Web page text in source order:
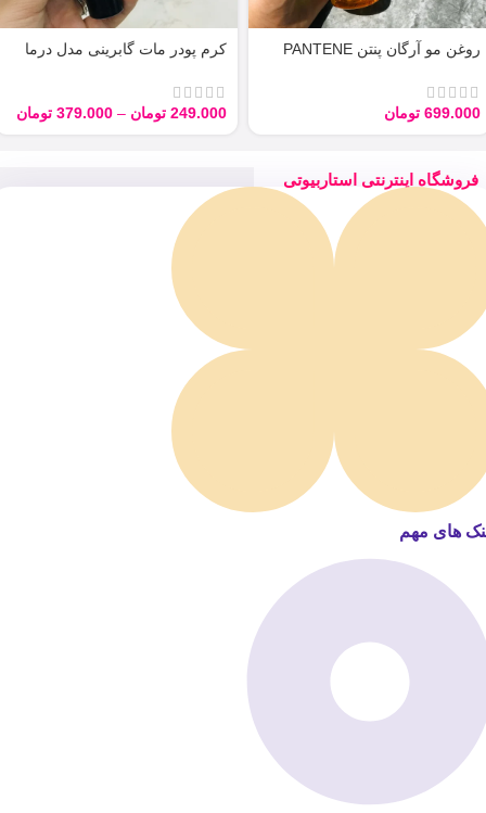
روغن مو آرگان پنتن PANTENE
699.000 تومان
کرم پودر مات گابرینی مدل درما
249.000 تومان –
379.000 تومان
فروشگاه اینترنتی استاربیوتی
های مهم